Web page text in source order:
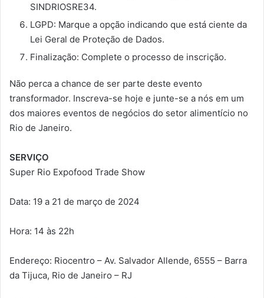
SINDRIOSRE34.
LGPD: Marque a opção indicando que está ciente da
Lei Geral de Proteção de Dados.
Finalização: Complete o processo de inscrição.
Não perca a chance de ser parte deste evento
transformador. Inscreva-se hoje e junte-se a nós em um
dos maiores eventos de negócios do setor alimentício no
Rio de Janeiro.
SERVIÇO
Super Rio Expofood Trade Show
Data: 19 a 21 de março de 2024
Hora: 14 às 22h
Endereço: Riocentro – Av. Salvador Allende, 6555 – Barra
da Tijuca, Rio de Janeiro – RJ